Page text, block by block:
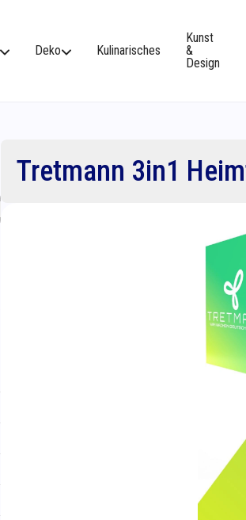
Deko Kulinarisches
Kunst
&
Design
Tretmann 3in1